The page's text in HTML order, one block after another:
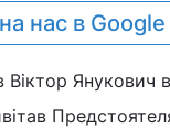
нас в Google
Віктор Янукович